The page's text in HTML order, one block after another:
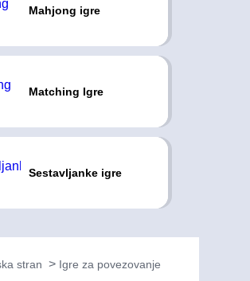
Mahjong igre
Matching Igre
Sestavljanke igre
stran Igre za povezovanje